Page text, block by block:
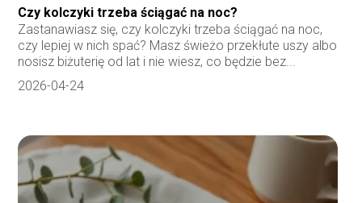
Czy kolczyki trzeba ściągać na noc?
Zastanawiasz się, czy kolczyki trzeba ściągać na noc,
czy lepiej w nich spać? Masz świeżo przekłute uszy albo
nosisz biżuterię od lat i nie wiesz, co będzie bez...
2026-04-24